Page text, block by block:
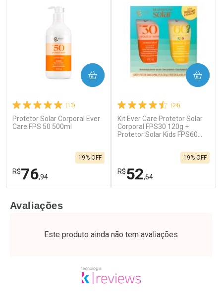
(13)
Protetor Solar Corporal Ever
Care FPS 50 500ml
R$76,94
19% OFF
COMPRAR
Laboratório
Por Menos
(24)
Kit Ever Care Protetor Solar
Corporal FPS30 120g +
Protetor Solar Kids FPS60
R$52,64
19% OFF
COMPRAR
Laboratório
Por Menos
Avaliações
Este produto ainda não tem avaliações